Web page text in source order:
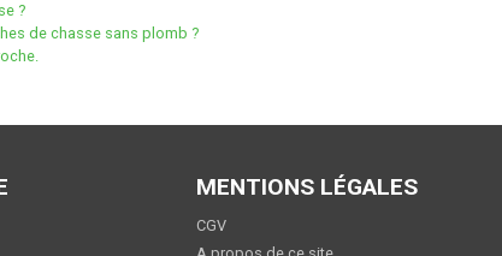
?
de chasse sans plomb ?
MENTIONS LÉGALES
CGV